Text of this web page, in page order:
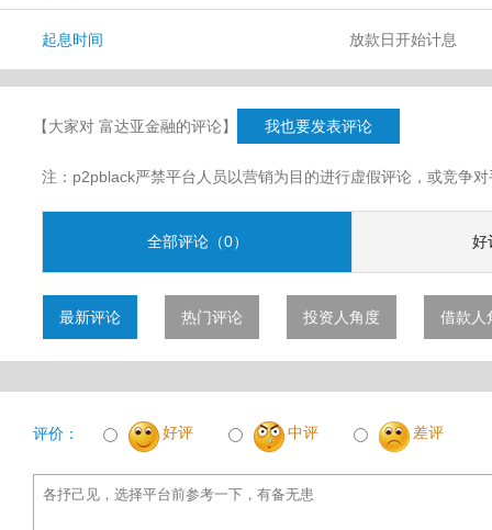
起息时间 放款日开始计息
【大家对 富达亚金融的评论】 我也要发表评论
注：p2pblack严禁平台人员以营销为目的进行虚假评论，或竞争
全部评论（0） 好
最新评论 热门评论 投资人角度 借款人
评价： 好评 中评 差评